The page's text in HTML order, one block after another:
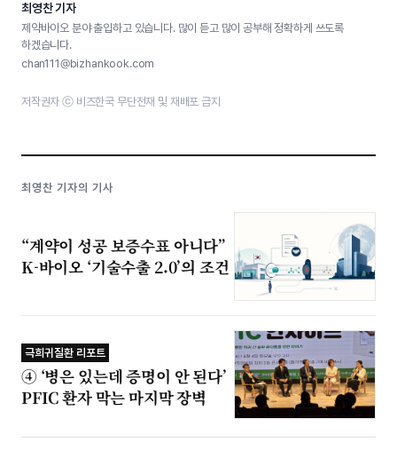
최영찬 기자
제약바이오 분야 출입하고 있습니다. 많이 듣고 많이 공부해 정확하게 쓰도록
하겠습니다.
chan111@bizhankook.com
저작권자 ⓒ 비즈한국 무단전재 및 재배포 금지
최영찬 기자의 기사
“계약이 성공 보증수표 아니다”
K-바이오 ‘기술수출 2.0’의 조건
극희귀질환 리포트
④ ‘병은 있는데 증명이 안 된다’
PFIC 환자 막는 마지막 장벽